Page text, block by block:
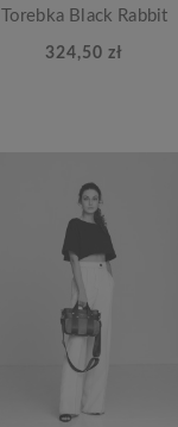
Torebka Black Rabbit
324,50 zł